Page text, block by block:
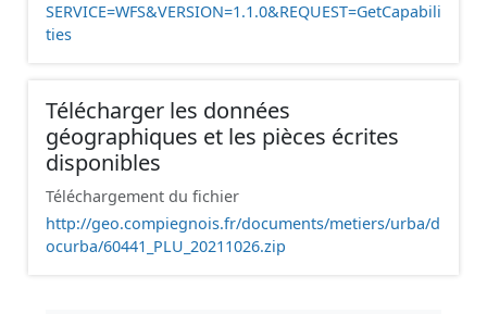
SERVICE=WFS&VERSION=1.1.0&REQUEST=GetCapabili
ties
Télécharger les données
géographiques et les pièces écrites
disponibles
Téléchargement du fichier
http://geo.compiegnois.fr/documents/metiers/urba/d
ocurba/60441_PLU_20211026.zip